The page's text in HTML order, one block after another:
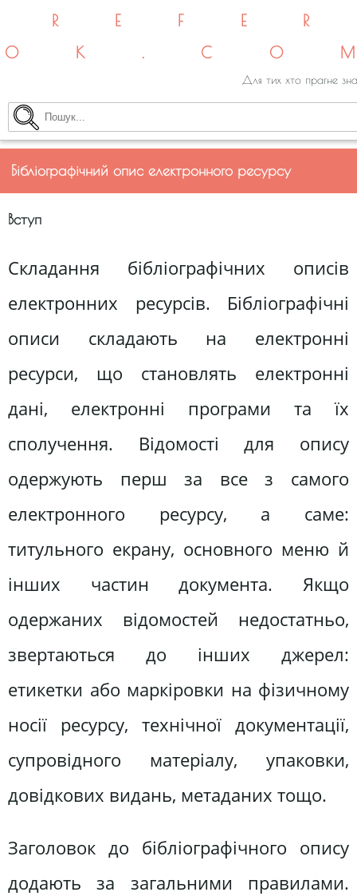
Для тих хто прагне
Бібліографічний опис електронного ресурсу
Вступ
Складання бібліографічних описів
електронних ресурсів. Бібліографічні
описи складають на електронні
ресурси, що становлять електронні
дані, електронні програми та їх
сполучення. Відомості для опису
одержують перш за все з самого
електронного ресурсу, а саме:
титульного екрану, основного меню й
інших частин документа. Якщо
одержаних відомостей недостатньо,
звертаються до інших джерел:
етикетки або маркіровки на фізичному
носії ресурсу, технічної документації,
супровідного матеріалу, упаковки,
довідкових видань, метаданих тощо.
Заголовок до бібліографічного опису
додають за загальними правилами.